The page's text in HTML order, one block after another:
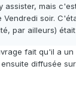
assister, mais
Vendredi soir.
par ailleurs)
fait qu'il a
diffusée